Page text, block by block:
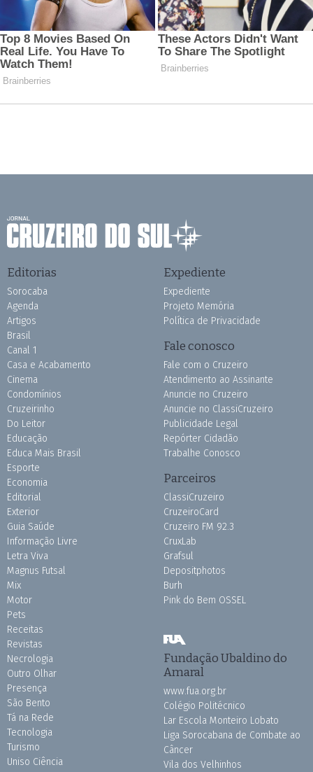
Editorias
Sorocaba
Agenda
Artigos
Brasil
Canal 1
Casa e Acabamento
Cinema
Condomínios
Cruzeirinho
Do Leitor
Educação
Educa Mais Brasil
Esporte
Economia
Editorial
Exterior
Guia Saúde
Informação Livre
Letra Viva
Magnus Futsal
Mix
Motor
Pets
Receitas
Revistas
Necrologia
Outro Olhar
Presença
São Bento
Tá na Rede
Tecnologia
Turismo
Uniso Ciência
Expediente
Expediente
Projeto Memória
Política de Privacidade
Fale conosco
Fale com o Cruzeiro
Atendimento ao Assinante
Anuncie no Cruzeiro
Anuncie no ClassiCruzeiro
Publicidade Legal
Repórter Cidadão
Trabalhe Conosco
Parceiros
ClassiCruzeiro
CruzeiroCard
Cruzeiro FM 92.3
CruxLab
Grafsul
Depositphotos
Burh
Pink do Bem OSSEL
Fundação Ubaldino do
Amaral
www.fua.org.br
Colégio Politécnico
Lar Escola Monteiro Lobato
Liga Sorocabana de Combate ao
Câncer
Vila dos Velhinhos